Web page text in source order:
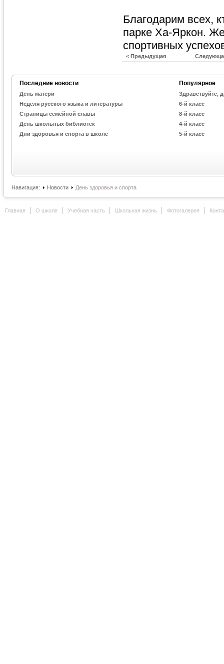
Благодарим всех,
парке Ха-Яркон.
спортивных
< Предыдущая
Последние новости
День матери
Неделя русского языка и литературы
Страницы семейной славы
День школьных библиотек
Дни здоровья и спорта в школе
Популярное
Здравствуйте,
6-й класс
8-й класс
4-й класс
5-й класс
Навигация: Новости День здоровья и спорта
Главная О школе Учебная часть Школьная жизнь Фотогалерея